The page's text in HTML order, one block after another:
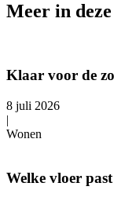
Meer in
Klaar voor de
8 juli 2026
|
Wonen
Welke vloer